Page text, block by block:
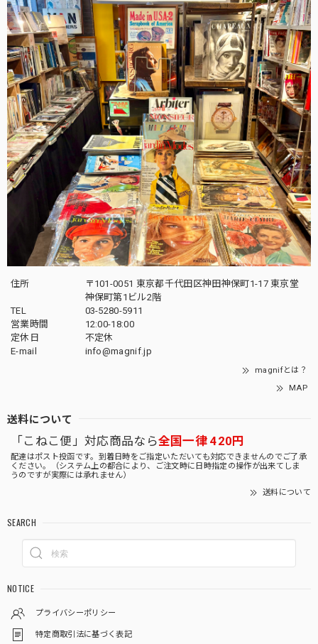
住所
〒101-0051 東京都千代田区神田神保町1-17 東京堂
神保町第1ビル2階
TEL
03-5280-5911
営業時間
12:00-18:00
定休日
不定休
E-mail
info@magnif.jp
magnifとは？
MAP
送料について
「こねこ便」対応商品なら全国一律 420円
配達はポスト投函です。到着日時をご指定いただいても対応できませんのでご了承
ください。（システム上の都合により、ご注文時に日時指定の操作が出来てしま
うのですが実際には承れません）
送料について
SEARCH
NOTICE
プライバシーポリシー
特定商取引法に基づく表記